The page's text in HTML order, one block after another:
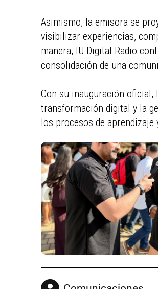
Asimismo, la emisora se
visibilizar experiencias,
manera, IU Digital Radio
consolidación de una
Con su inauguración oficial,
transformación digital y la
los procesos de